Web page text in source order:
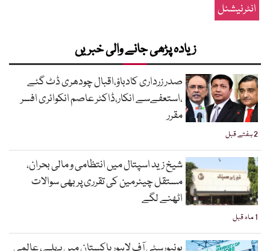
انٹرنیشنل
زیادہ پڑھی جانے والی خبریں
2 ہفتے قبل
صدر زرداری کادباؤ،اقبال چودھری ڈٹ گئے
،استعفےسے انکار،ڈاکٹر عاصم انکوائری افسر
مقرر
1 ماہ قبل
شیخ زید اسپتال میں انتظامی و مالی بحران،
مستقل چیئرمین کی تقرری پر بھی سوالات
اٹھنے لگے